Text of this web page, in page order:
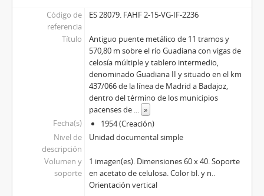
Código de
referencia
ES 28079. FAHF 2-15-VG-IF-2236
Título
Antiguo puente metálico de 11 tramos y
570,80 m sobre el río Guadiana con vigas de
celosía múltiple y tablero intermedio,
denominado Guadiana II y situado en el km
437/066 de la línea de Madrid a Badajoz,
dentro del término de los municipios
pacenses de ... »
Fecha(s)
1954 (Creación)
Nivel de
descripción
Unidad documental simple
Volumen y
soporte
1 imagen(es). Dimensiones 60 x 40. Soporte
en acetato de celulosa. Color bl. y n..
Orientación vertical